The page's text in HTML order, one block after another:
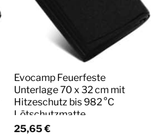
Evocamp Feuerfeste
Unterlage 70 x 32 cm mit
Hitzeschutz bis 982 °C
Lötschutzmatte
25,65 €